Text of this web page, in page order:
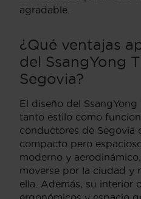
agradable.
¿Qué ventajas
del SsangYong
Segovia?
El diseño del
tanto estilo como
conductores de Segovia
compacto pero
moderno y
moverse por la ciudad y
ella. Además, su interior